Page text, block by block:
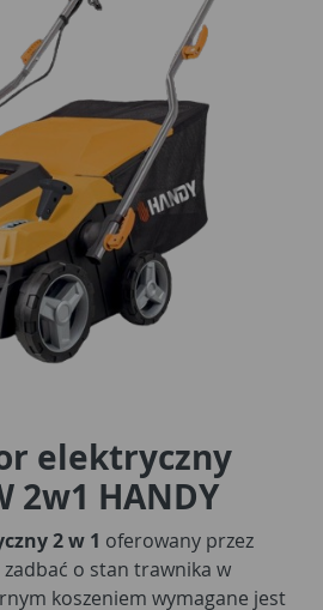
elektryczny
2w1 HANDY
2 w 1 oferowany przez
o stan trawnika w
koszeniem wymagane jest